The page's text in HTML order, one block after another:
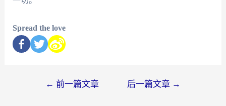
Spread the love
← 前一篇文章 后一篇文章 →